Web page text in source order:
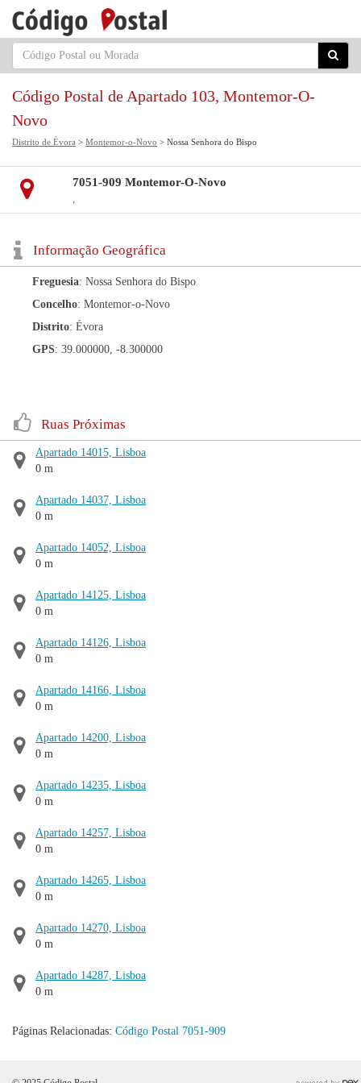
Código Postal de Apartado 103, Montemor-O-
Novo
Distrito de Évora > Montemor-o-Novo > Nossa Senhora do Bispo
7051-909 Montemor-O-Novo
,
Informação Geográfica
Freguesia: Nossa Senhora do Bispo
Concelho: Montemor-o-Novo
Distrito: Évora
GPS: 39.000000, -8.300000
Ruas Próximas
Apartado 14015, Lisboa
0 m
Apartado 14037, Lisboa
0 m
Apartado 14052, Lisboa
0 m
Apartado 14125, Lisboa
0 m
Apartado 14126, Lisboa
0 m
Apartado 14166, Lisboa
0 m
Apartado 14200, Lisboa
0 m
Apartado 14235, Lisboa
0 m
Apartado 14257, Lisboa
0 m
Apartado 14265, Lisboa
0 m
Apartado 14270, Lisboa
0 m
Apartado 14287, Lisboa
0 m
Páginas Relacionadas: Código Postal 7051-909